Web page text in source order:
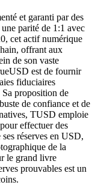
et garanti par des
parité de 1:1 avec
cet actif numérique
offrant aux
de son vaste
est de fournir
fiduciaires
proposition de
de confiance et de
TUSD emploie
effectuer des
réserves en USD,
de la
le grand livre
prouvables est un